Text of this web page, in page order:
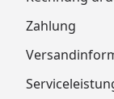
Zahlung